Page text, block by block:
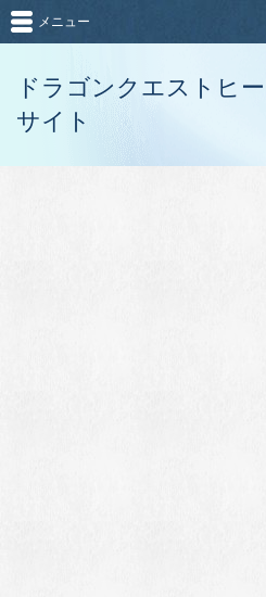
ドラゴンクエストヒ
サイト
メニュー